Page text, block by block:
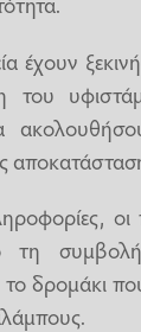
έχουν
του
οι
τη
δρομάκι